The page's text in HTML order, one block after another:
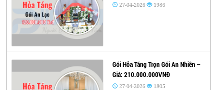
27-04-2026 1986
Gói Hỏa Táng Trọn Gói An Nhiên –
Giá: 210.000.000VNĐ
27-04-2026 1805